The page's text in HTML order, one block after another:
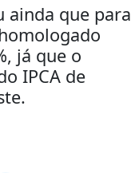
ainda que para
já que o
IPCA de